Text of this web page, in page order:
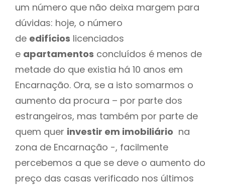
um número que não deixa margem para
dúvidas: hoje, o número
de edifícios licenciados
e apartamentos concluídos é menos de
metade do que existia há 10 anos em
Encarnação. Ora, se a isto somarmos o
aumento da procura – por parte dos
estrangeiros, mas também por parte de
quem quer investir em imobiliário na
zona de Encarnação -, facilmente
percebemos a que se deve o aumento do
preço das casas verificado nos últimos